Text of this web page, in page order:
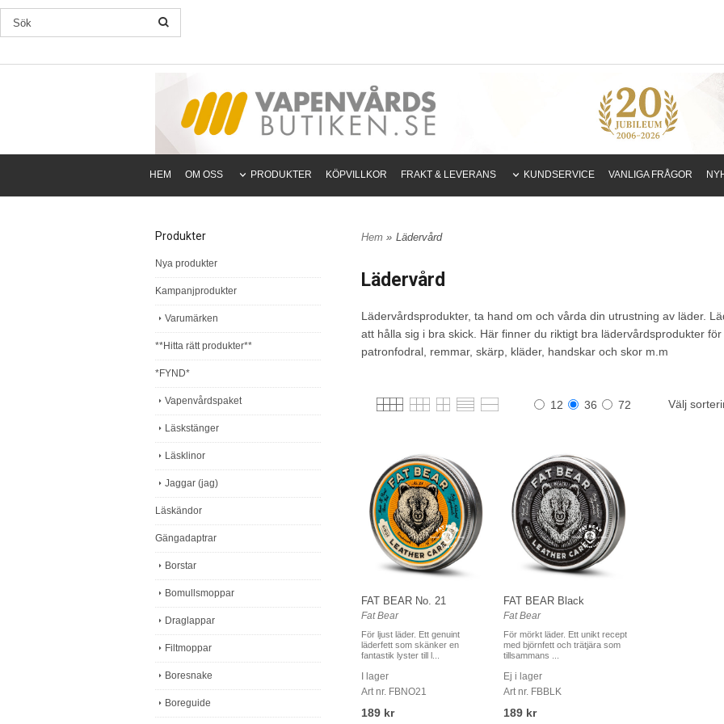
HEM OM OSS PRODUKTER KÖPVILLKOR FRAKT & LEVERANS KUNDSERVICE VANLIGA FRÅGOR
Produkter
Nya produkter
Kampanjprodukter
Varumärken
**Hitta rätt produkter**
*FYND*
Vapenvårdspaket
Läskstänger
Läsklinor
Jaggar (jag)
Läskändor
Gängadaptrar
Borstar
Bomullsmoppar
Draglappar
Filtmoppar
Boresnake
Boreguide
Hem » Lädervård
Lädervård
Lädervårdsprodukter, ta hand om och vårda din utrustning av läder.
att hålla sig i bra skick. Här finner du riktigt bra lädervårdsprodukter
patronfodral, remmar, skärp, kläder, handskar och skor m.m
12 36 72 Välj
FAT BEAR No. 21
Fat Bear
För ljust läder. Ett genuint
läderfett som skänker en
fantastik lyster till l...
I lager
Art nr. FBNO21
189 kr
FAT BEAR Black
Fat Bear
För mörkt läder. Ett unikt recept
med björnfett och trätjära som
tillsammans ...
Ej i lager
Art nr. FBBLK
189 kr